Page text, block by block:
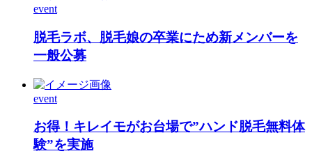
event
脱毛ラボ、脱毛娘の卒業にため新メンバーを
一般公募
event
お得！キレイモがお台場で”ハンド脱毛無料体
験”を実施